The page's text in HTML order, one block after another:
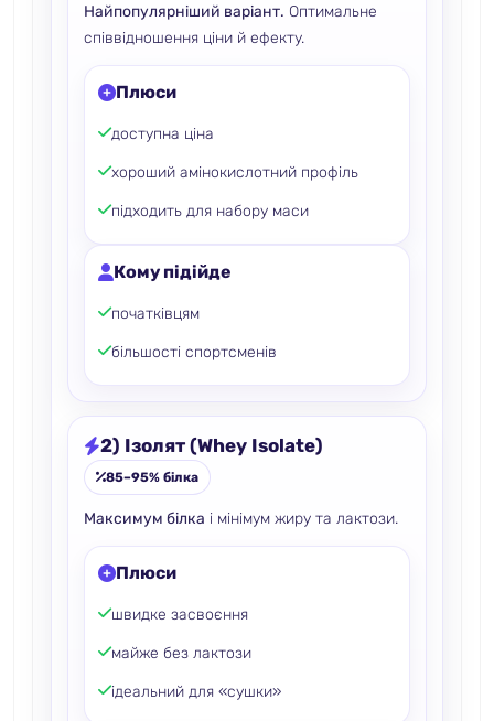
Найпопулярніший варіант. Оптимальне
співвідношення ціни й ефекту.
Плюси
доступна ціна
хороший амінокислотний профіль
підходить для набору маси
Кому підійде
початківцям
більшості спортсменів
2) Ізолят (Whey Isolate)
85–95% білка
Максимум білка і мінімум жиру та лактози.
Плюси
швидке засвоєння
майже без лактози
ідеальний для «сушки»